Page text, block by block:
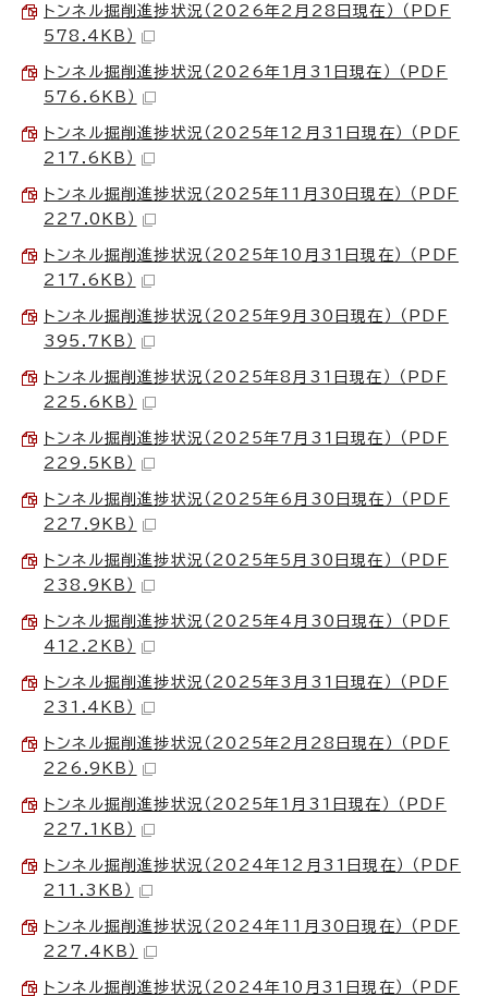
トンネル掘削進捗状況（2026年2月28日現在） （PDF
578.4KB）
トンネル掘削進捗状況（2026年1月31日現在） （PDF
576.6KB）
トンネル掘削進捗状況（2025年12月31日現在） （PDF
217.6KB）
トンネル掘削進捗状況（2025年11月30日現在） （PDF
227.0KB）
トンネル掘削進捗状況（2025年10月31日現在） （PDF
217.6KB）
トンネル掘削進捗状況（2025年9月30日現在） （PDF
395.7KB）
トンネル掘削進捗状況（2025年8月31日現在） （PDF
225.6KB）
トンネル掘削進捗状況（2025年7月31日現在） （PDF
229.5KB）
トンネル掘削進捗状況（2025年6月30日現在） （PDF
227.9KB）
トンネル掘削進捗状況（2025年5月30日現在） （PDF
238.9KB）
トンネル掘削進捗状況（2025年4月30日現在） （PDF
412.2KB）
トンネル掘削進捗状況（2025年3月31日現在） （PDF
231.4KB）
トンネル掘削進捗状況（2025年2月28日現在） （PDF
226.9KB）
トンネル掘削進捗状況（2025年1月31日現在） （PDF
227.1KB）
トンネル掘削進捗状況（2024年12月31日現在） （PDF
211.3KB）
トンネル掘削進捗状況（2024年11月30日現在） （PDF
227.4KB）
トンネル掘削進捗状況（2024年10月31日現在） （PDF